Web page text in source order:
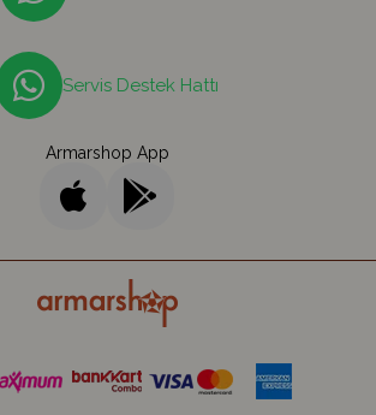
Servis Destek Hattı
Armarshop App